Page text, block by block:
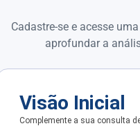
Cadastre-se e acesse
aprofundar a
Visão Inicial
Complemente a sua consulta